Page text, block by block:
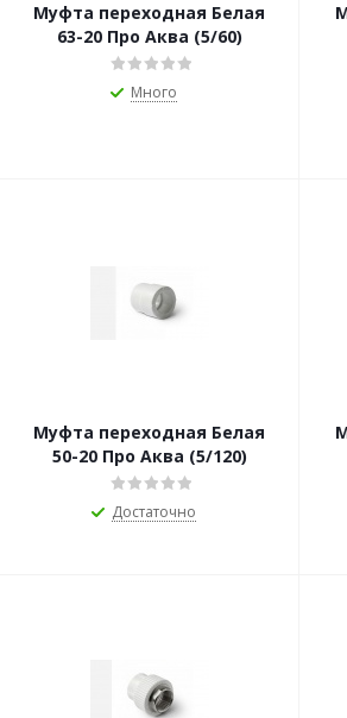
Муфта переходная Белая
63-20 Про Аква (5/60)
Много
Муфта переходная Белая
50-20 Про Аква (5/120)
Достаточно